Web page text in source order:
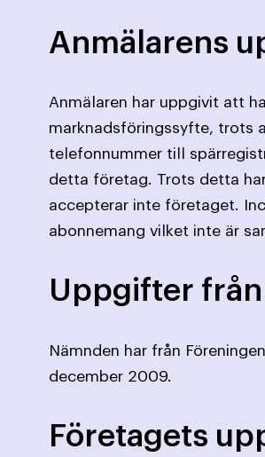
Anmälarens
Anmälaren har uppgivit att
marknadsföringssyfte, trots
telefonnummer till
detta företag. Trots detta
accepterar inte företaget.
abonnemang vilket inte är
Uppgifter från
Nämnden har från
december 2009.
Företagets